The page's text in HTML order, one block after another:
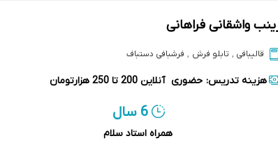
واشقانی فراهانی
قالیبافی , تابلو فرش , فرشبافی دستباف
هزینه تدریس: حضوری آنلاین 200 تا 250 هزارتومان
6 سال
همراه استاد سلام